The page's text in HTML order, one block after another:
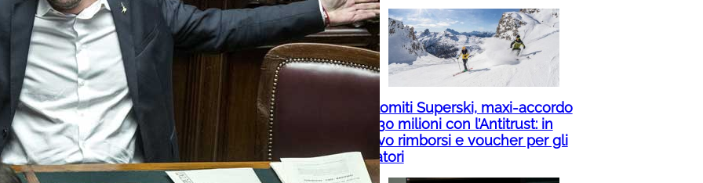
Dolomiti Superski, maxi-accordo
da 30 milioni con l’Antitrust: in
arrivo rimborsi e voucher per gli
sciatori